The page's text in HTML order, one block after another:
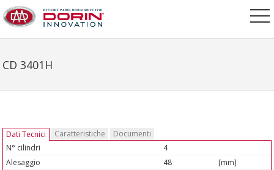
CD 3401H
Dati Tecnici Caratteristiche
Documenti
N° cilindri
4
Alesaggio
48
[mm]